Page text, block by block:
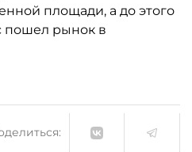
площади, а до этого
пошел рынок в